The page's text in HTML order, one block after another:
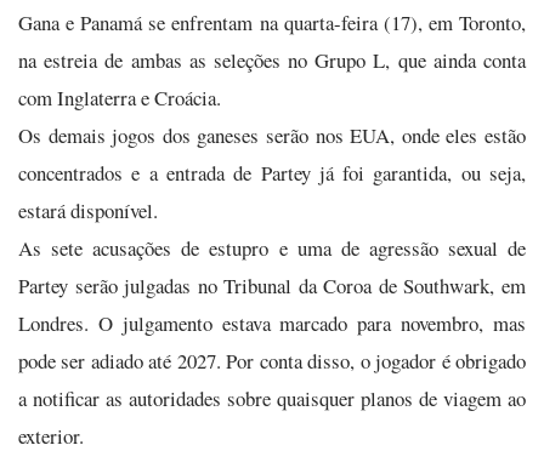
Gana e Panamá se enfrentam na quarta-feira (17), em Toronto,
na estreia de ambas as seleções no Grupo L, que ainda conta
com Inglaterra e Croácia.
Os demais jogos dos ganeses serão nos EUA, onde eles estão
concentrados e a entrada de Partey já foi garantida, ou seja,
estará disponível.
As sete acusações de estupro e uma de agressão sexual de
Partey serão julgadas no Tribunal da Coroa de Southwark, em
Londres. O julgamento estava marcado para novembro, mas
pode ser adiado até 2027. Por conta disso, o jogador é obrigado
a notificar as autoridades sobre quaisquer planos de viagem ao
exterior.